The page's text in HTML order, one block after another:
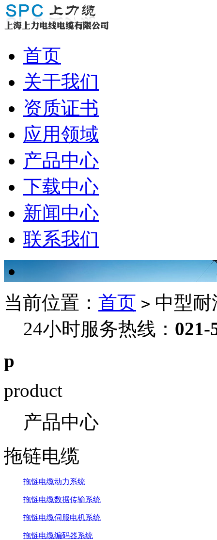
首页
关于我们
资质证书
应用领域
产品中心
下载中心
新闻中心
联系我们
当前位置： 首页 > 中型
24小时服务热线： 021-
p
product
产品中心
拖链电缆
拖链电缆动力系统
拖链电缆数据传输系统
拖链电缆伺服电机系统
拖链电缆编码器系统